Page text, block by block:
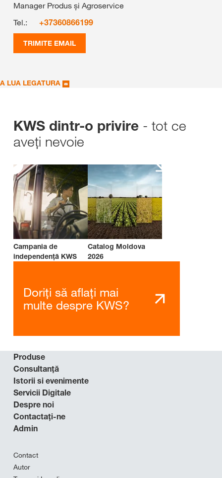
Manager Produs și Agroservice
Tel.:
+37360866199
TRIMITE EMAIL
A LUA LEGATURA
KWS dintr-o privire - tot ce
aveți nevoie
Campania de
independenţă KWS
Catalog Moldova
2026
Doriți să aflați mai
multe despre KWS?
Produse
Consultanţă
Istorii si evenimente
Servicii Digitale
Despre noi
Contactaţi-ne
Admin
Contact
Autor